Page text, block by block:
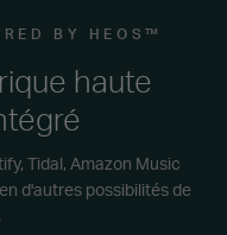
BY HEOS™
haute
Tidal, Amazon Music
d'autres possibilités de